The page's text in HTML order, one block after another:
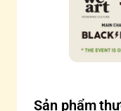
Sản phẩm